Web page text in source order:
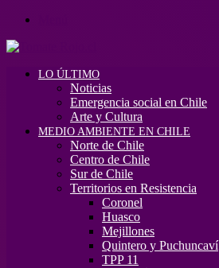
LO ÚLTIMO
Noticias
Emergencia social en Chile
Arte y Cultura
MEDIO AMBIENTE EN CHILE
Norte de Chile
Centro de Chile
Sur de Chile
Territorios en Resistencia
Coronel
Huasco
Mejillones
Quintero y Puchuncaví
TPP 11